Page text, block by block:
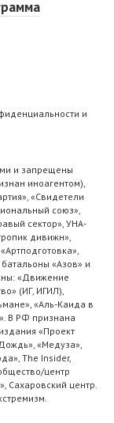
и
и запрещены
иноагентом),
«Свидетели
союз»,
сектор», УНА-
дивижн»,
«Азов» и
«Движение
(ИГ, ИГИЛ),
«Аль-Каида в
В РФ признана
«Проект
«Медуза»,
The Insider,
центр
Сахаровский центр.